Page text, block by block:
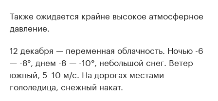
Также ожидается крайне высокое атмосферное
давление.
12 декабря — переменная облачность. Ночью -6
— -8°, днем -8 — -10°, небольшой снег. Ветер
южный, 5–10 м/с. На дорогах местами
гололедица, снежный накат.